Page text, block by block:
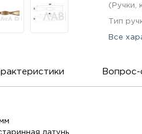
(Ручки,
Тип
Все
Вопрос-
латунь